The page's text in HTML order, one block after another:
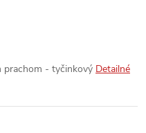
prachom - tyčinkový Detailné